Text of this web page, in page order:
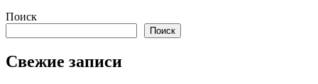
Поиск
Поиск
Свежие записи